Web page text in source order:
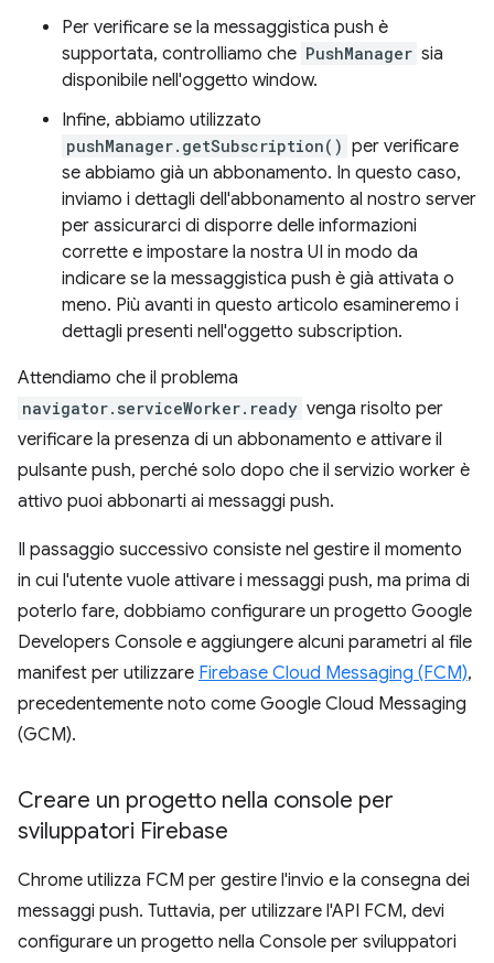
Per verificare se la messaggistica push è
supportata, controlliamo che PushManager sia
disponibile nell'oggetto window.
Infine, abbiamo utilizzato
pushManager.getSubscription() per verificare
se abbiamo già un abbonamento. In questo caso,
inviamo i dettagli dell'abbonamento al nostro server
per assicurarci di disporre delle informazioni
corrette e impostare la nostra UI in modo da
indicare se la messaggistica push è già attivata o
meno. Più avanti in questo articolo esamineremo i
dettagli presenti nell'oggetto subscription.
Attendiamo che il problema
navigator.serviceWorker.ready venga risolto per
verificare la presenza di un abbonamento e attivare il
pulsante push, perché solo dopo che il servizio worker è
attivo puoi abbonarti ai messaggi push.
Il passaggio successivo consiste nel gestire il momento
in cui l'utente vuole attivare i messaggi push, ma prima di
poterlo fare, dobbiamo configurare un progetto Google
Developers Console e aggiungere alcuni parametri al file
manifest per utilizzare Firebase Cloud Messaging (FCM),
precedentemente noto come Google Cloud Messaging
(GCM).
Creare un progetto nella console per
sviluppatori Firebase
Chrome utilizza FCM per gestire l'invio e la consegna dei
messaggi push. Tuttavia, per utilizzare l'API FCM, devi
configurare un progetto nella Console per sviluppatori